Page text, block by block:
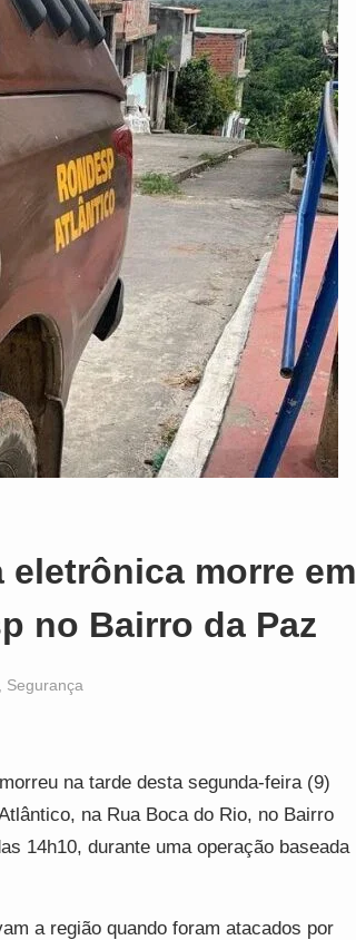
eletrônica morre em
no Bairro da Paz
Segurança
na tarde desta segunda-feira (9)
na Rua Boca do Rio, no Bairro
14h10, durante uma operação baseada
a região quando foram atacados por